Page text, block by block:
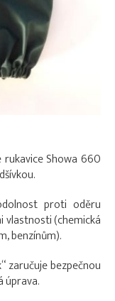
rukavice Showa 660
proti oděru
(chemická
benzínům).
zaručuje bezpečnou
úprava.